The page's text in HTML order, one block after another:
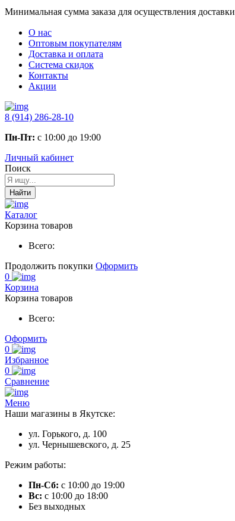
Минимальная сумма заказа для осуществления доставки
О нас
Оптовым покупателям
Доставка и оплата
Система скидок
Контакты
Акции
8 (914) 286-28-10
Пн-Пт: с 10:00 до 19:00
Личный кабинет
Поиск
Найти
Каталог
Корзина товаров
Всего:
Продолжить покупки Оформить
0
Корзина
Корзина товаров
Всего:
Оформить
0
Избранное
0
Сравнение
Меню
Наши магазины в Якутске:
ул. Горького, д. 100
ул. Чернышевского, д. 25
Режим работы:
Пн-Сб: с 10:00 до 19:00
Вс: с 10:00 до 18:00
Без выходных